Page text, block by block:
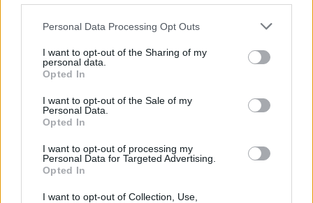
Personal Data Processing Opt Outs
I want to opt-out of the Sharing of my
personal data.
Opted In
I want to opt-out of the Sale of my
Personal Data.
Opted In
I want to opt-out of processing my
Personal Data for Targeted Advertising.
Opted In
I want to opt-out of Collection, Use,